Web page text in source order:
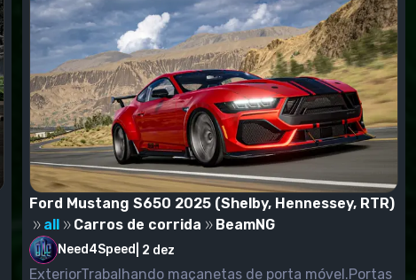
Ford Mustang S650 2025 (Shelby, Hennessey, RTR)
all
Carros de corrida BeamNG
Need4Speed 2 dez
ExteriorTrabalhando maçanetas de porta móvel.Portas